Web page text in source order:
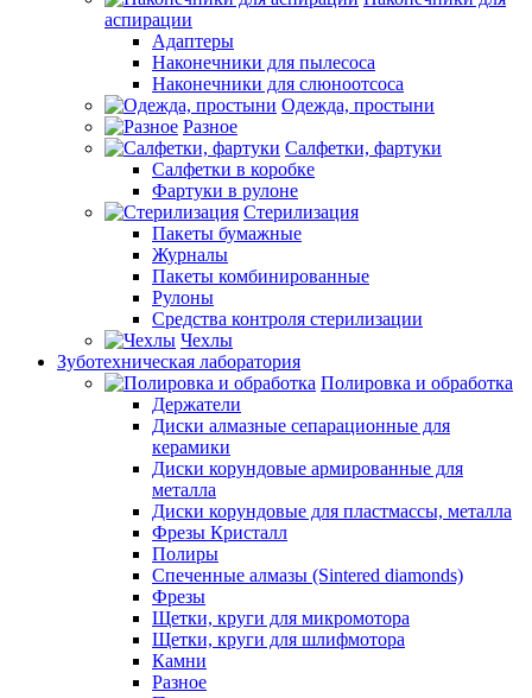
аспирации
Адаптеры
Наконечники для пылесоса
Наконечники для слюноотсоса
Одежда, простыни
Разное
Салфетки, фартуки
Салфетки в коробке
Фартуки в рулоне
Стерилизация
Пакеты бумажные
Журналы
Пакеты комбинированные
Рулоны
Средства контроля стерилизации
Чехлы
Зуботехническая лаборатория
Полировка и обработка
Держатели
Диски алмазные сепарационные для
керамики
Диски корундовые армированные для
металла
Диски корундовые для пластмассы, металла
Фрезы Кристалл
Полиры
Спеченные алмазы (Sintered diamonds)
Фрезы
Щетки, круги для микромотора
Щетки, круги для шлифмотора
Камни
Разное